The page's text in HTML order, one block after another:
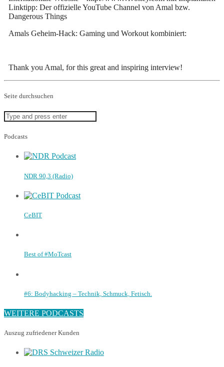
Linktipp: Der offizielle YouTube Channel von Amal bzw.
Dangerous Things
Amals Geheim-Hack: Gaming und Workout kombiniert:
Thank you Amal, for this great and inspiring interview!
Seite durchsuchen
Podcasts
NDR 90,3 (Radio)
CeBIT
Best of #MoTcast
#6: Bodyhacking – Technik, Schmuck, Fetisch.
WEITERE PODCASTS
Auszug zufriedener Kunden